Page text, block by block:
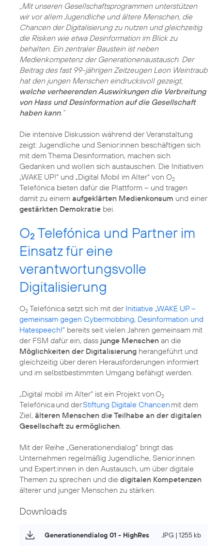
„Mit unseren Gesellschaftsprogrammen unterstützen
wir vor allem Jugendliche und ältere Menschen, die
Chancen der Digitalisierung zu nutzen und gleichzeitig
die Risiken wie etwa Desinformation im Blick zu
behalten. Ein zentraler Baustein ist neben
Medienkompetenz der Generationenaustausch. Der
Beitrag des fast 99-jährigen Zeitzeugen Leon Weintraub
hat den jungen Menschen eindrucksvoll gezeigt,
welche verheerenden Auswirkungen die Verbreitung
von Hass und Desinformation auf die Gesellschaft
haben kann.“
Die intensive Diskussion während der Veranstaltung
zeigt: Jugendliche und Senior:innen beschäftigen sich
mit dem Thema Desinformation, machen sich
Gedanken und wollen sich austauschen. Die Initiativen
„WAKE UP!“ und „Digital Mobil im Alter“ von O2
Telefónica bieten dafür die Plattform – und tragen
damit zu einem aufgeklärten Medienkonsum und einer
gestärkten Demokratie bei.
O2 Telefónica und Partner im
Einsatz für eine
verantwortungsvolle
Digitalisierung
O2 Telefónica setzt sich mit der Initiative „WAKE UP –
gemeinsam gegen Cybermobbing, Desinformation und
Hatespeech!“ bereits seit vielen Jahren gemeinsam mit
der FSM dafür ein, dass junge Menschen an die
Möglichkeiten der Digitalisierung herangeführt und
gleichzeitig über deren Herausforderungen informiert
und im selbstbestimmten Umgang befähigt werden.
„Digital mobil im Alter“ ist ein Projekt von O2
Telefónica und derStiftung Digitale Chancen mit dem
Ziel, älteren Menschen die Teilhabe an der digitalen
Gesellschaft zu ermöglichen.
Mit der Reihe „Generationendialog“ bringt das
Unternehmen regelmäßig Jugendliche, Senior:innen
und Expert:innen in den Austausch, um über digitale
Themen zu sprechen und die digitalen Kompetenzen
älterer und junger Menschen zu stärken.
Downloads
Generationendialog 01 - HighRes JPG | 1255 kb